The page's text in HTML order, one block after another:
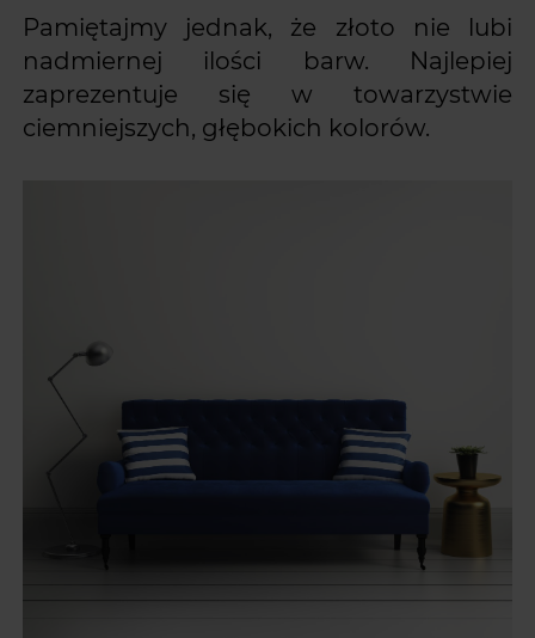
Pamiętajmy jednak, że złoto nie lubi
nadmiernej ilości barw. Najlepiej
zaprezentuje się w towarzystwie
ciemniejszych, głębokich kolorów.